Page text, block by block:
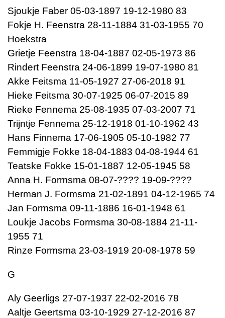
Sjoukje Faber 05-03-1897 19-12-1980 83
Fokje H. Feenstra 28-11-1884 31-03-1955 70
Hoekstra
Grietje Feenstra 18-04-1887 02-05-1973 86
Rindert Feenstra 24-06-1899 19-07-1980 81
Akke Feitsma 11-05-1927 27-06-2018 91
Hieke Feitsma 30-07-1925 06-07-2015 89
Rieke Fennema 25-08-1935 07-03-2007 71
Trijntje Fennema 25-12-1918 01-10-1962 43
Hans Finnema 17-06-1905 05-10-1982 77
Femmigje Fokke 18-04-1883 04-08-1944 61
Teatske Fokke 15-01-1887 12-05-1945 58
Anna H. Formsma 08-07-???? 19-09-????
Herman J. Formsma 21-02-1891 04-12-1965 74
Jan Formsma 09-11-1886 16-01-1948 61
Loukje Jacobs Formsma 30-08-1884 21-11-
1955 71
Rinze Formsma 23-03-1919 20-08-1978 59
G
Aly Geerligs 27-07-1937 22-02-2016 78
Aaltje Geertsma 03-10-1929 27-12-2016 87